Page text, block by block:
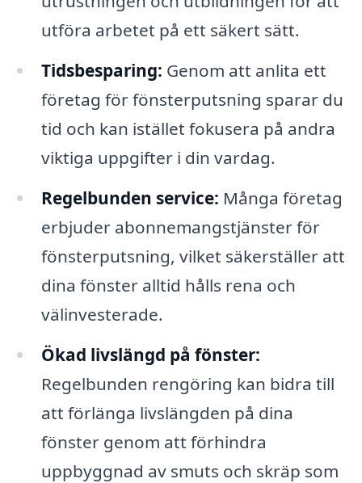
utföra arbetet på ett säkert sätt.
Tidsbesparing: Genom att anlita ett
företag för fönsterputsning sparar du
tid och kan istället fokusera på andra
viktiga uppgifter i din vardag.
Regelbunden service: Många företag
erbjuder abonnemangstjänster för
fönsterputsning, vilket säkerställer att
dina fönster alltid hålls rena och
välinvesterade.
Ökad livslängd på fönster:
Regelbunden rengöring kan bidra till
att förlänga livslängden på dina
fönster genom att förhindra
uppbyggnad av smuts och skräp som